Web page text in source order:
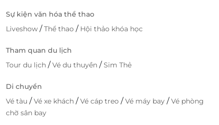
Hãy truy cậpLifeLinkngay hôm nay để sở hữu thẻ
quà tặng Spicy Box và mang đến món quà ý nghĩa
ngon miệng và dịch vụ chất lượng!
Sự kiện văn hóa thể thao
Liveshow /Thể thao / Hội thảo khóa học
Tham quan du lịch
Tour du lịch /Vé du thuyền /Sim Thẻ
Di chuyển
Vé tàu /Vé xe khách /Vé cáp treo /Vé máy bay /Vé phòng
chờ sân bay